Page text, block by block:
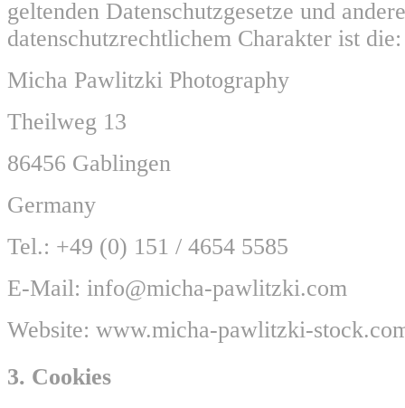
geltenden Datenschutzgesetze und
datenschutzrechtlichem Charakter ist die:
Micha Pawlitzki Photography
Theilweg 13
86456 Gablingen
Germany
Tel.: +49 (0) 151 / 4654 5585
E-Mail: info@micha-pawlitzki.com
Website: www.micha-pawlitzki-
3. Cookies